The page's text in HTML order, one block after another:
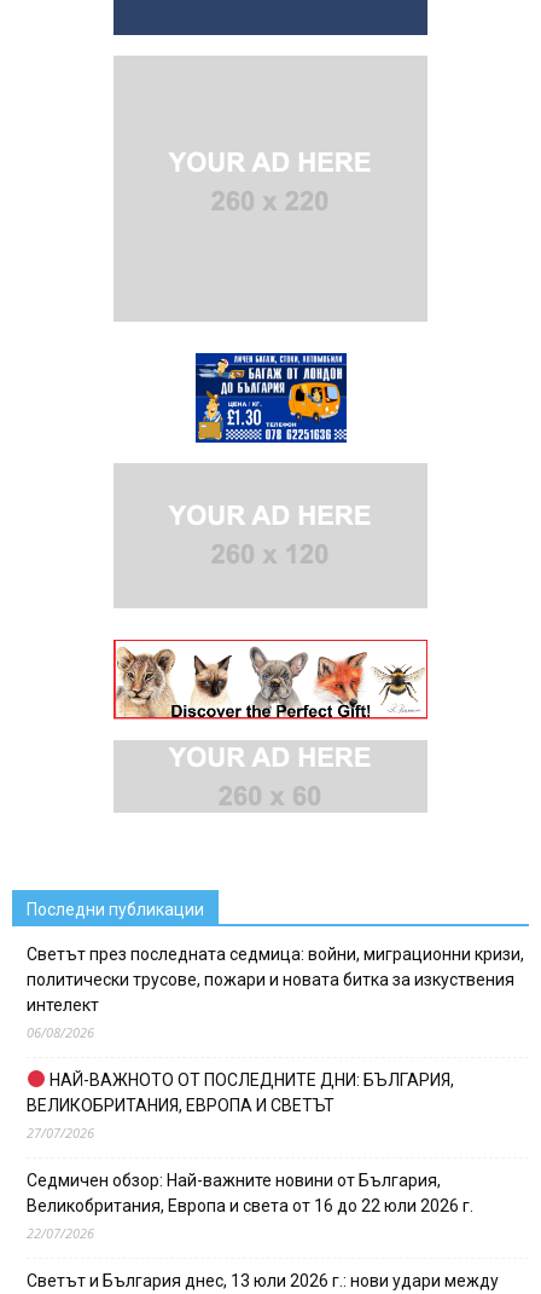
Последни публикации
Светът през последната седмица: войни, миграционни кризи,
политически трусове, пожари и новата битка за изкуствения
интелект
06/08/2026
НАЙ-ВАЖНОТО ОТ ПОСЛЕДНИТЕ ДНИ: БЪЛГАРИЯ,
ВЕЛИКОБРИТАНИЯ, ЕВРОПА И СВЕТЪТ
27/07/2026
Седмичен обзор: Най-важните новини от България,
Великобритания, Европа и света от 16 до 22 юли 2026 г.
22/07/2026
Светът и България днес, 13 юли 2026 г.: нови удари между